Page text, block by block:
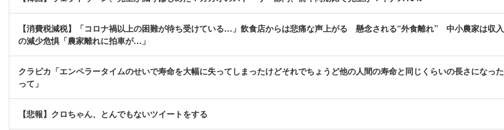
【消費税減税】「コロナ禍以上の困難が待ち受けている…」飲食店からは悲痛な声上がる 懸念される“外食離れ” 中小農家は収入
の減少危惧「農家離れに拍車が…」
クラピカ「エンペラータイムのせいで寿命を大幅に失ってしまったけどそれでちょうど他の人間の寿命と同じくらいの長さになった
って」
【悲報】クロちゃん、とんでもないツイートをする